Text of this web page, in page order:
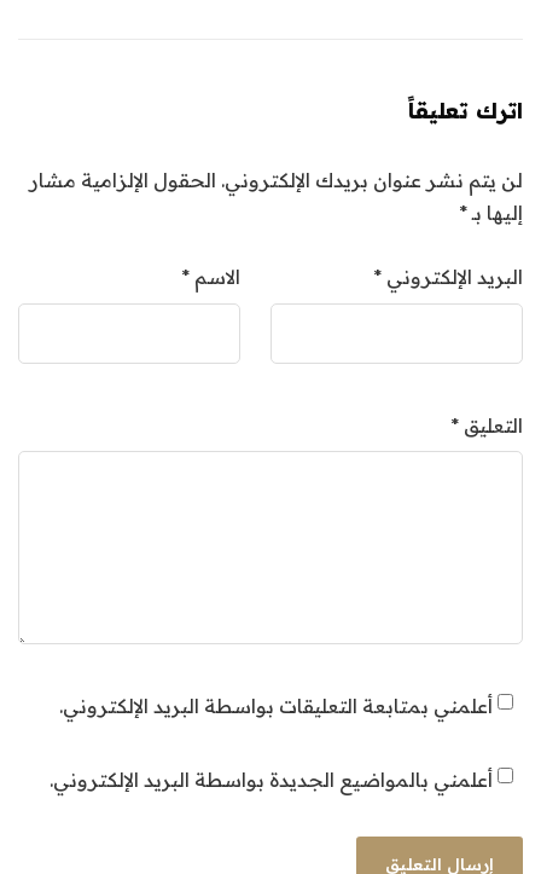
اترك تعليقاً
لن يتم نشر عنوان بريدك الإلكتروني. الحقول الإلزامية مشار
إليها بـ*
الاسم * البريد الإلكتروني *
التعليق *
أعلمني بمتابعة التعليقات بواسطة البريد الإلكتروني.
أعلمني بالمواضيع الجديدة بواسطة البريد الإلكتروني.